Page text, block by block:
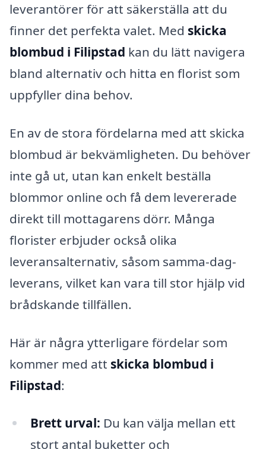
leverantörer för att säkerställa att du
finner det perfekta valet. Med skicka
blombud i Filipstad kan du lätt navigera
bland alternativ och hitta en florist som
uppfyller dina behov.
En av de stora fördelarna med att skicka
blombud är bekvämligheten. Du behöver
inte gå ut, utan kan enkelt beställa
blommor online och få dem levererade
direkt till mottagarens dörr. Många
florister erbjuder också olika
leveransalternativ, såsom samma-dag-
leverans, vilket kan vara till stor hjälp vid
brådskande tillfällen.
Här är några ytterligare fördelar som
kommer med att skicka blombud i
Filipstad:
Brett urval: Du kan välja mellan ett
stort antal buketter och